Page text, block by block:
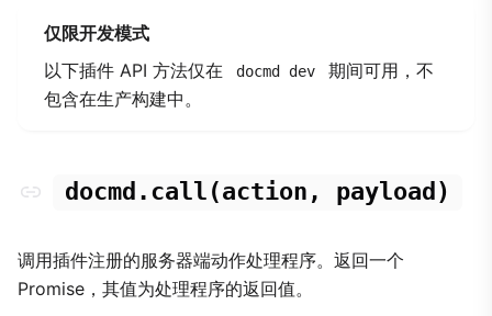
仅限开发模式
以下插件 API 方法仅在
docmd dev
期间可用，不
包含在生产构建中。
docmd.call(action, payload)
调用插件注册的服务器端动作处理程序。返回一个
Promise，其值为处理程序的返回值。